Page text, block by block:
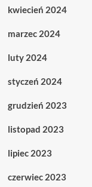
kwiecień 2024
marzec 2024
luty 2024
styczeń 2024
grudzień 2023
listopad 2023
lipiec 2023
czerwiec 2023